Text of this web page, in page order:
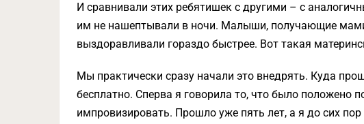
И сравнивали этих ребятишек с другими – с
им не нашептывали в ночи. Малыши, получающие
выздоравливали гораздо быстрее. Вот такая
Мы практически сразу начали это внедрять. Куда
бесплатно. Сперва я говорила то, что было положено
импровизировать. Прошло уже пять лет, а я до сих